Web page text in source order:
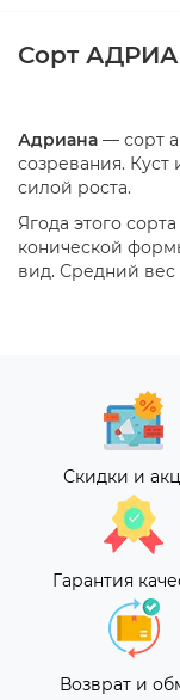
Сорт
Адриана — сорт
созревания.
силой роста.
Ягода этого
конической
вид. Средний вес
Скидки и
Гарантия
Возврат и